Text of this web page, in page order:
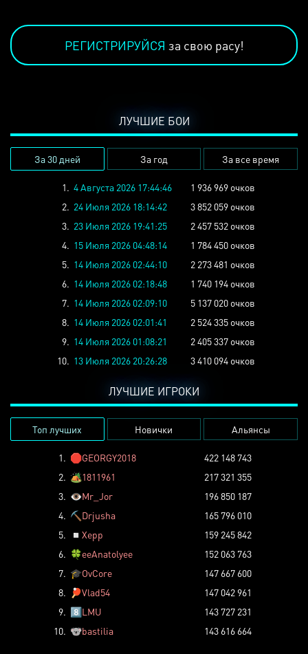
РЕГИСТРИРУЙСЯ за свою расу!
ЛУЧШИЕ БОИ
За 30 дней За год За все время
1. 4 Августа 2026 17:44:46
1 936 969 очков
2. 24 Июля 2026 18:14:42
3 852 059 очков
3. 23 Июля 2026 19:41:25
2 457 532 очков
4. 15 Июля 2026 04:48:14
1 784 450 очков
5. 14 Июля 2026 02:44:10
2 273 481 очков
6. 14 Июля 2026 02:18:48
1 740 194 очков
7. 14 Июля 2026 02:09:10
5 137 020 очков
8. 14 Июля 2026 02:01:41
2 524 335 очков
9. 14 Июля 2026 01:08:21
2 405 337 очков
10. 13 Июля 2026 20:26:28 3 410 094 очков
ЛУЧШИЕ ИГРОКИ
Топ лучших Новички Альянсы
1. 🛑GEORGY2018
422 148 743
2. 🏕️1811961
217 321 355
3. 👁️Mr_Jor
196 850 187
4. ⛏️ Drjusha
165 796 010
5.
◽ Xepp
159 245 842
6. 🍀eeAnatolyee
152 063 763
7. 🎓OvCore
147 667 600
8.
🏓Vlad54
147 042 961
9. 8️⃣LMU
143 727 231
10. 🐨bastilia 143 616 664